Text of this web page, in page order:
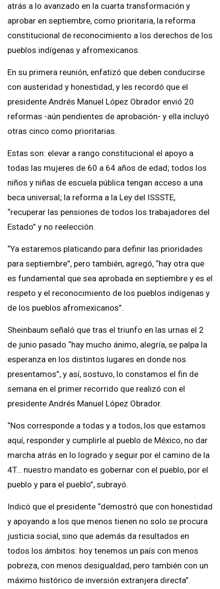
atrás a lo avanzado en la cuarta transformación y
aprobar en septiembre, como prioritaria, la reforma
constitucional de reconocimiento a los derechos de los
pueblos indígenas y afromexicanos.
En su primera reunión, enfatizó que deben conducirse
con austeridad y honestidad, y les recordó que el
presidente Andrés Manuel López Obrador envió 20
reformas -aún pendientes de aprobación- y ella incluyó
otras cinco como prioritarias.
Estas son: elevar a rango constitucional el apoyo a
todas las mujeres de 60 a 64 años de edad; todos los
niños y niñas de escuela pública tengan acceso a una
beca universal; la reforma a la Ley del ISSSTE,
“recuperar las pensiones de todos los trabajadores del
Estado” y no reelección.
“Ya estaremos platicando para definir las prioridades
para septiembre”, pero también, agregó, “hay otra que
es fundamental que sea aprobada en septiembre y es el
respeto y el reconocimiento de los pueblos indígenas y
de los pueblos afromexicanos”.
Sheinbaum señaló que tras el triunfo en las urnas el 2
de junio pasado “hay mucho ánimo, alegría, se palpa la
esperanza en los distintos lugares en donde nos
presentamos”, y así, sostuvo, lo constamos el fin de
semana en el primer recorrido que realizó con el
presidente Andrés Manuel López Obrador.
“Nos corresponde a todas y a todos, los que estamos
aquí, responder y cumplirle al pueblo de México, no dar
marcha atrás en lo logrado y seguir por el camino de la
4T… nuestro mandato es gobernar con el pueblo, por el
pueblo y para el pueblo”, subrayó.
Indicó que el presidente “demostró que con honestidad
y apoyando a los que menos tienen no solo se procura
justicia social, sino que además da resultados en
todos los ámbitos: hoy tenemos un país con menos
pobreza, con menos desigualdad, pero también con un
máximo histórico de inversión extranjera directa”.